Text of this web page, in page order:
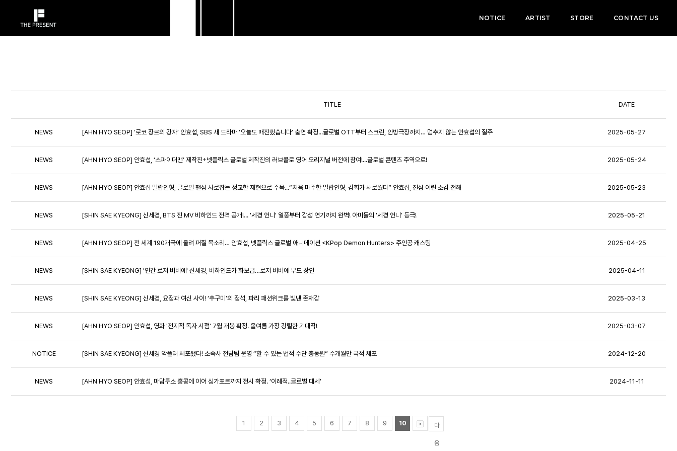
NOTICE ARTIST STORE CONTACT US
TITLE DATE
NEWS [AHN HYO SEOP] ‘로코 장르의 강자’ 안효섭, SBS 새 드라마 ‘오늘도 매진했습니다’ 출연 확정...글로벌 OTT부터 스크린, 안방극장까지… 멈추지 않는 안효섭의 질주 2025-05-27
NEWS [AHN HYO SEOP] 안효섭, ‘스파이더맨’ 제작진+넷플릭스 글로벌 제작진의 러브콜로 영어 오리지널 버전에 참여!...글로벌 콘텐츠 주역으로! 2025-05-24
NEWS [AHN HYO SEOP] 안효섭 밀랍인형, 글로벌 팬심 사로잡는 정교한 재현으로 주목...“처음 마주한 밀랍인형, 감회가 새로웠다” 안효섭, 진심 어린 소감 전해 2025-05-23
NEWS [SHIN SAE KYEONG] 신세경, BTS 진 MV 비하인드 전격 공개!... '세경 언니' 열풍부터 감성 연기까지 완벽! 아미들의 ‘세경 언니’ 등극! 2025-05-21
NEWS [AHN HYO SEOP] 전 세계 190개국에 울려 퍼질 목소리… 안효섭, 넷플릭스 글로벌 애니메이션 <KPop Demon Hunters> 주인공 캐스팅 2025-04-25
NEWS [SHIN SAE KYEONG] '인간 로저 비비에' 신세경, 비하인드가 화보급…로저 비비에 무드 장인 2025-04-11
NEWS [SHIN SAE KYEONG] 신세경, 요정과 여신 사이! ‘추구미’의 정석, 파리 패션위크를 빛낸 존재감 2025-03-13
NEWS [AHN HYO SEOP] 안효섭, 영화 '전지적 독자 시점' 7월 개봉 확정. 올여름 가장 강렬한 기대작! 2025-03-07
NOTICE [SHIN SAE KYEONG] 신세경 악플러 체포됐다! 소속사 전담팀 운영 “할 수 있는 법적 수단 총동원” 수개월만 극적 체포 2024-12-20
NEWS [AHN HYO SEOP] 안효섭, 마담투소 홍콩에 이어 싱가포르까지 전시 확정. ‘이례적..글로벌 대세’ 2024-11-11
1 2 3 4 5 6 7 8 9 10 다
음